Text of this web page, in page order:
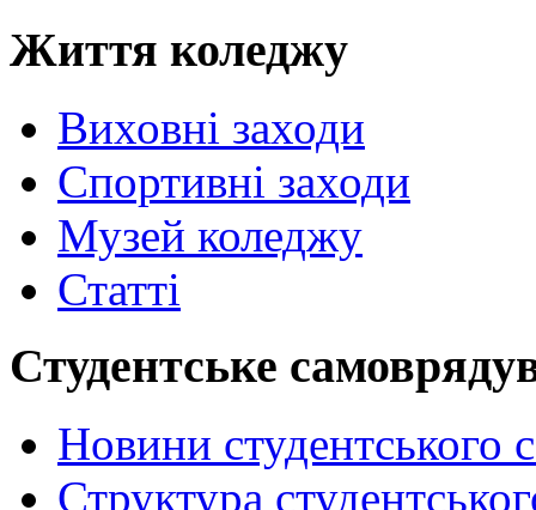
Життя коледжу
Виховні заходи
Спортивні заходи
Музей коледжу
Статті
Студентське
Новини студентського
Структура